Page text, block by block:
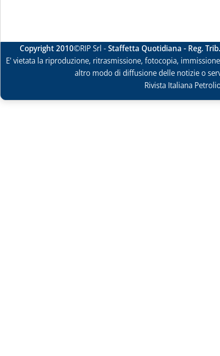
Copyright 2010©RIP Srl -Staffetta Quotidiana - Reg.
E' vietata la riproduzione, ritrasmissione, fotocopia,
altro modo di diffusione delle notizie o
Rivista Italiana